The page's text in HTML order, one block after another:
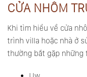
CỬA NHÔM
Khi tìm hiểu về cửa
trình villa hoặc nhà ở
thường bắt gặp những